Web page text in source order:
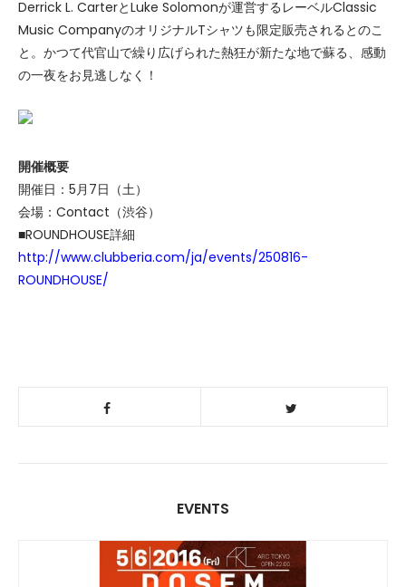
Derrick L. CarterとLuke Solomonが運営するレーベルClassic
Music CompanyのオリジナルTシャツも限定販売されるとのこ
と。かつて代官山で繰り広げられた熱狂が新たな地で蘇る、感動
の一夜をお見逃しなく！
開催概要
開催日： 5月7日（土）
会場：Contact（渋谷）
■ROUNDHOUSE詳細
http://www.clubberia.com/ja/events/250816-
ROUNDHOUSE/
EVENTS